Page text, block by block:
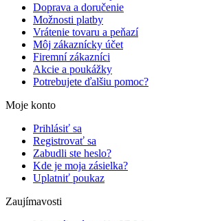
Doprava a doručenie
Možnosti platby
Vrátenie tovaru a peňazí
Môj zákaznícky účet
Firemní zákazníci
Akcie a poukážky
Potrebujete ďalšiu pomoc?
Moje konto
Prihlásiť sa
Registrovať sa
Zabudli ste heslo?
Kde je moja zásielka?
Uplatniť poukaz
Zaujímavosti